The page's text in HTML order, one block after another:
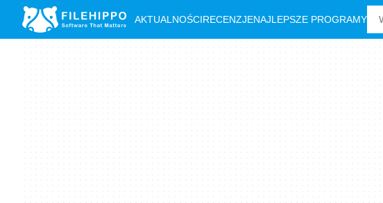
AKTUALNOŚCIRECENZJENAJLEPSZE PROGRAMY